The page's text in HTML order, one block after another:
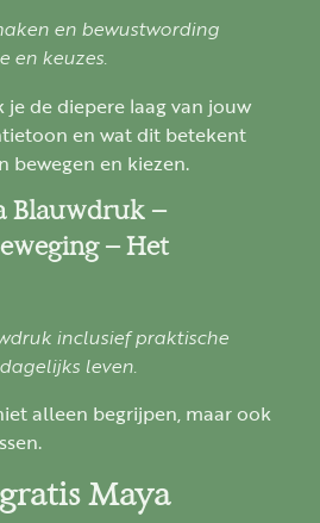
en bewustwording
en keuzes.
de diepere laag van jouw
en wat dit betekent
bewegen en kiezen.
Blauwdruk –
– Het
inclusief praktische
leven.
alleen begrijpen, maar ook
Maya